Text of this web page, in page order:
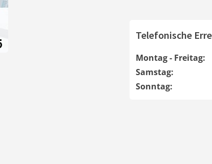
Telefonische
Montag - Freitag:
Samstag:
Sonntag: